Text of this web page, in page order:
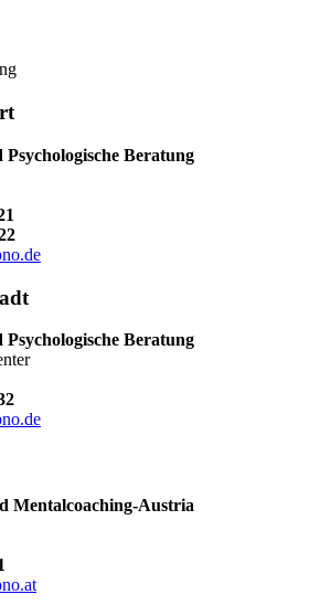
Beratung
Beratung
Mentalcoaching-Austria